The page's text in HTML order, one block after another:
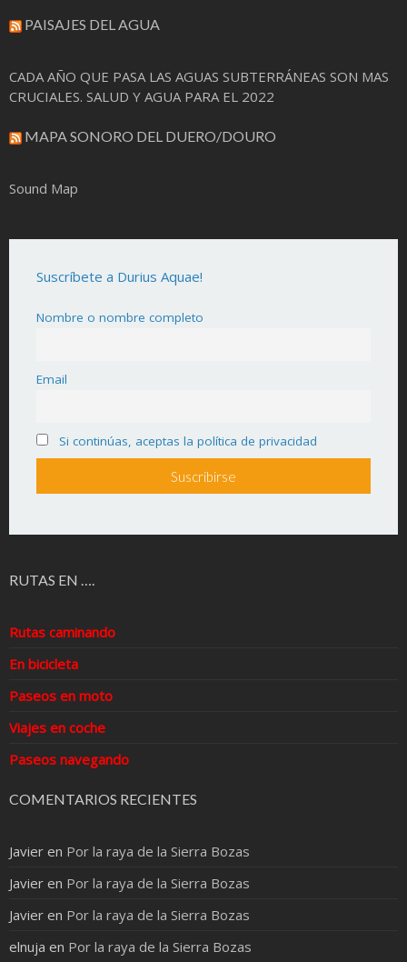
PAISAJES DEL AGUA
CADA AÑO QUE PASA LAS AGUAS SUBTERRÁNEAS SON MAS
CRUCIALES. SALUD Y AGUA PARA EL 2022
MAPA SONORO DEL DUERO/DOURO
Sound Map
Suscríbete a Durius Aquae!
Nombre o nombre completo
Email
Si continúas, aceptas la política de privacidad
RUTAS EN ….
Rutas caminando
En bicicleta
Paseos en moto
Viajes en coche
Paseos navegando
COMENTARIOS RECIENTES
Javier en Por la raya de la Sierra Bozas
Javier en Por la raya de la Sierra Bozas
Javier en Por la raya de la Sierra Bozas
elnuja en Por la raya de la Sierra Bozas